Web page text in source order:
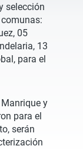
selección
05
13
para el
y
para el
serán